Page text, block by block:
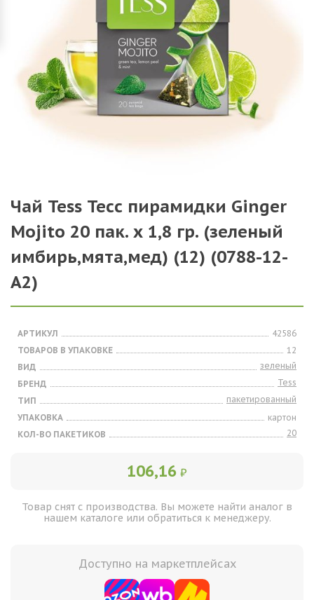
Чай Tess Тесс пирамидки Ginger
Mojito 20 пак. х 1,8 гр. (зеленый
имбирь,мята,мед) (12) (0788-12-
А2)
АРТИКУЛ
42586
ТОВАРОВ В УПАКОВКЕ
12
ВИД
зеленый
БРЕНД
Tess
ТИП
пакетированный
УПАКОВКА
картон
КОЛ-ВО ПАКЕТИКОВ
20
106,16 ₽
Товар снят с производства. Вы можете найти аналог в
нашем каталоге или обратиться к менеджеру.
Доступно на маркетплейсах